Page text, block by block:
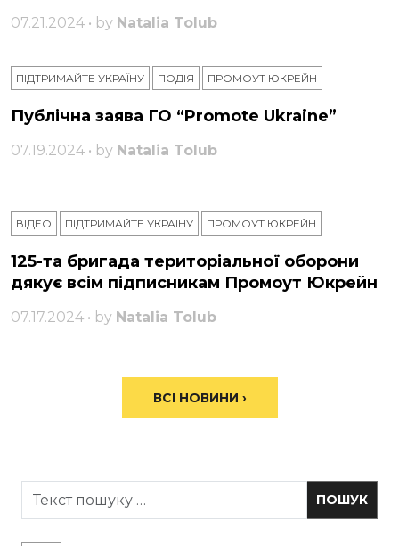
07.21.2024 • by Natalia Tolub
ПІДТРИМАЙТЕ УКРАЇНУ ПОДІЯ ПРОМОУТ ЮКРЕЙН
Публічна заява ГО “Promote Ukraine”
07.19.2024 • by Natalia Tolub
ВІДЕО ПІДТРИМАЙТЕ УКРАЇНУ ПРОМОУТ ЮКРЕЙН
125-та бригада територіальної оборони
дякує всім підписникам Промоут Юкрейн
07.17.2024 • by Natalia Tolub
ВСІ НОВИНИ ›